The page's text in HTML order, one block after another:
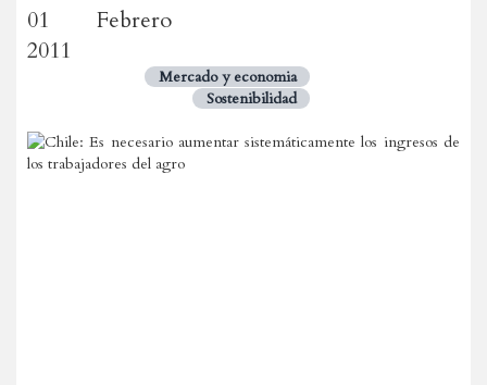
01 Febrero
2011
Mercado y economia
Sostenibilidad